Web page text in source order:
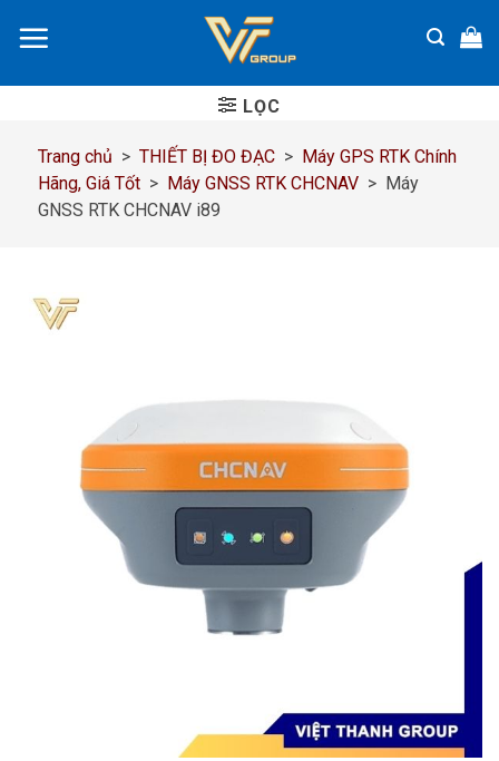
đến
dung
LỌC
Trang chủ > THIẾT BỊ ĐO ĐẠC > Máy GPS RTK Chính
Hãng, Giá Tốt > Máy GNSS RTK CHCNAV > Máy
GNSS RTK CHCNAV i89